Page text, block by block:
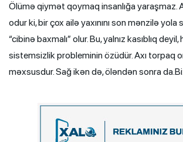
Ölümə qiymət qoymaq insanlığa yaraşmaz.
odur ki, bir çox ailə yaxınını son mənzilə yola
“cibinə baxmalı” olur. Bu, yalnız kasıblıq
sistemsizlik probleminin özüdür. Axı torpaq
məxsusdur. Sağ ikən də, öləndən sonra